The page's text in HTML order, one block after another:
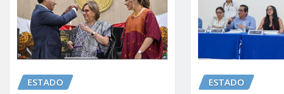
ESTADO ESTADO